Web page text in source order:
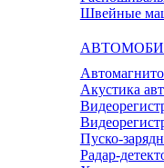
Швейные
Акустика
Пуско-
Радар-